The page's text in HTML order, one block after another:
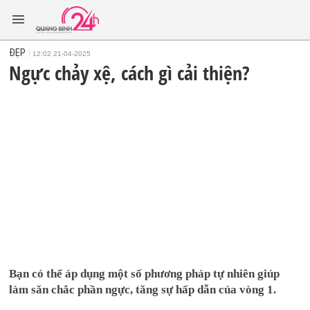
ĐẸP 12:02 21-04-2025
Ngực chảy xệ, cách gì cải thiện?
Bạn có thể áp dụng một số phương pháp tự nhiên giúp
làm săn chắc phần ngực, tăng sự hấp dẫn của vòng 1.